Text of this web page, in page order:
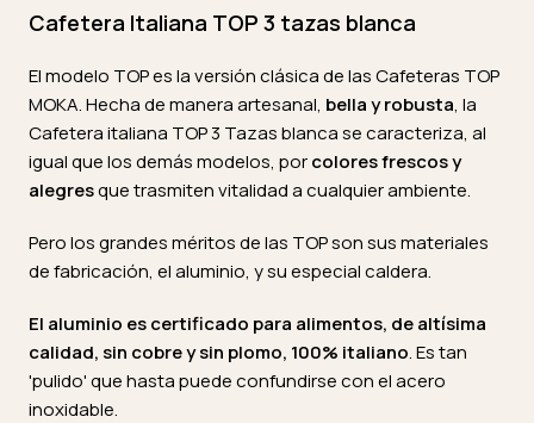
Cafetera Italiana TOP 3 tazas blanca
El modelo TOP es la versión clásica de las Cafeteras TOP
MOKA. Hecha de manera artesanal, bella y robusta, la
Cafetera italiana TOP 3 Tazas blanca se caracteriza, al
igual que los demás modelos, porcolores frescos y
alegresque trasmiten vitalidad a cualquier ambiente.
Pero los grandes méritos de las TOP son sus materiales
de fabricación, el aluminio, y su especial caldera.
El aluminio es certificado para alimentos, de altísima
calidad, sin cobre y sin plomo, 100% italiano. Es tan
'pulido' que hasta puede confundirse con el acero
inoxidable.